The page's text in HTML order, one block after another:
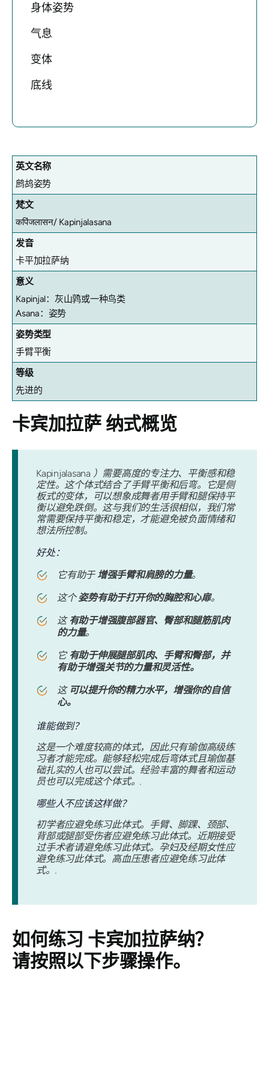
身体姿势
气息
变体
底线
英文名称
鹧鸪姿势
梵文
कपिंजलासन/ Kapinjalasana
发音
卡平加拉萨纳
意义
Kapinjal：灰山鹑或一种鸟类
Asana：姿势
姿势类型
手臂平衡
等级
先进的
卡宾加拉萨纳式概览
Kapinjalasana ）需要高度的专注力、平衡感和稳
定性。这个体式结合了手臂平衡和后弯。它是侧
板式的变体，可以想象成舞者用手臂和腿保持平
衡以避免跌倒。这与我们的生活很相似，我们常
常需要保持平衡和稳定，才能避免被负面情绪和
想法所控制。
好处：
它有助于 增强手臂和肩膀的力量。
这个姿势有助于打开你的胸腔和心扉。
这 有助于增强腹部器官、臀部和腿筋肌肉
的力量。
它 有助于伸展腿部肌肉、手臂和臀部，并
有助于增强关节的力量和灵活性。
这 可以提升你的精力水平，增强你的自信
心。
谁能做到？
这是一个难度较高的体式，因此只有瑜伽高级练
习者才能完成。能够轻松完成后弯体式且瑜伽基
础扎实的人也可以尝试。经验丰富的舞者和运动
员也可以完成这个体式。.
哪些人不应该这样做？
初学者应避免练习此体式。手臂、脚踝、颈部、
背部或腿部受伤者应避免练习此体式。近期接受
过手术者请避免练习此体式。孕妇及经期女性应
避免练习此体式。高血压患者应避免练习此体
式。.
如何练习 卡宾加拉萨纳？
请按照以下步骤操作。